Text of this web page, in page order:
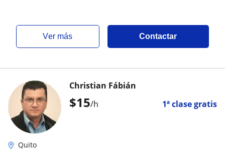
ver más Contactar
$15/h 1ª clase gratis
Christian Fábián
Quito